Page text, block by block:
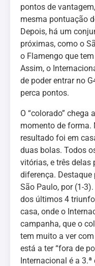
pontos de
mesma pontuação
Depois, há um
próximas, como o
o Flamengo que
Assim, o
de poder entrar no
perca pontos.
O “colorado” chega
momento de forma.
resultado foi em
duas bolas. Todos
vitórias, e três delas
diferença.
São Paulo, por (1-
dos últimos 4
casa, onde o
campanha, que o
tem muito a ver
está a ter “fora de
Internacional é a